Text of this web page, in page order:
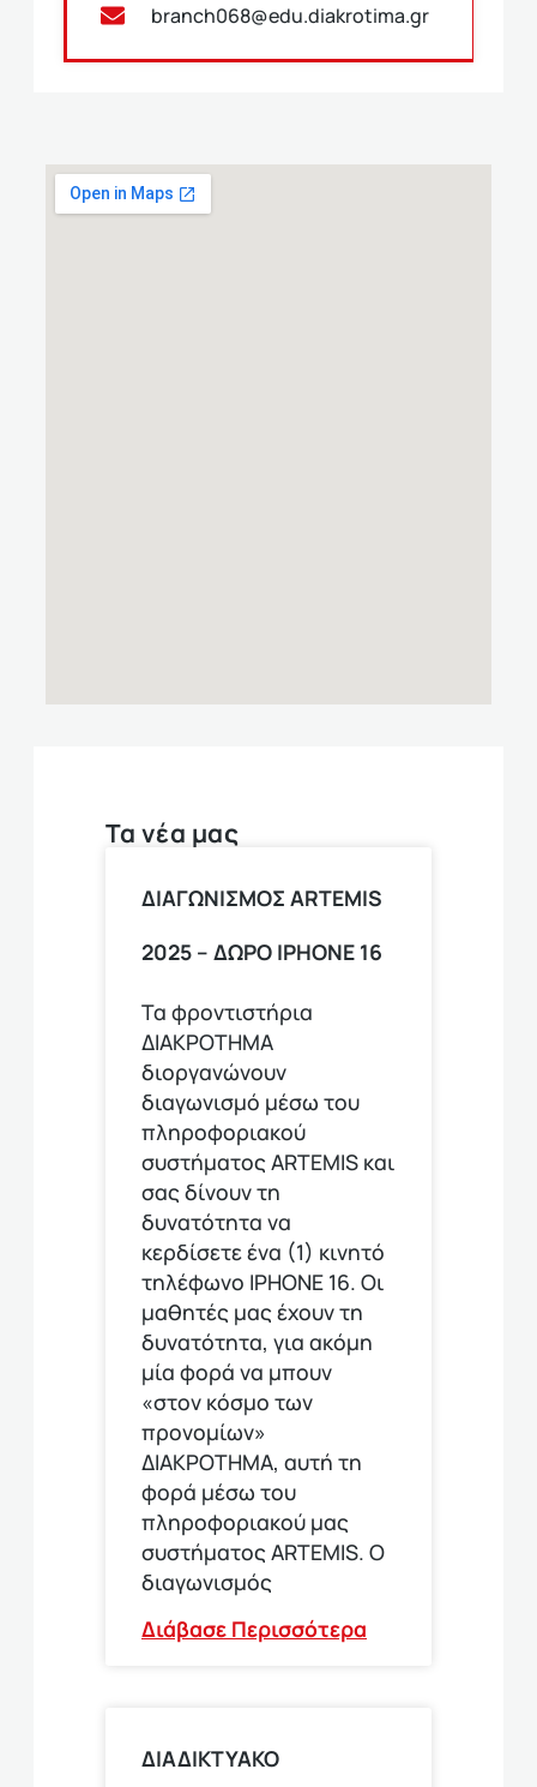
branch068@edu.diakrotima.gr
Τα νέα μας
ΔΙΑΓΩΝΙΣΜΟΣ ARTEMIS
2025 – ΔΩΡΟ ΙPHONE 16
Τα φροντιστήρια
ΔΙΑΚΡΟΤΗΜΑ
διοργανώνουν
διαγωνισμό μέσω του
πληροφοριακού
συστήματος ARTEMIS και
σας δίνουν τη
δυνατότητα να
κερδίσετε ένα (1) κινητό
τηλέφωνο ΙΡΗΟΝΕ 16. Οι
μαθητές μας έχουν τη
δυνατότητα, για ακόμη
μία φορά να μπουν
«στον κόσμο των
προνομίων»
ΔΙΑΚΡΟΤΗΜΑ, αυτή τη
φορά μέσω του
πληροφοριακού μας
συστήματος ARTEMIS. Ο
διαγωνισμός
Διάβασε Περισσότερα
ΔΙΑΔΙΚΤΥΑΚΟ